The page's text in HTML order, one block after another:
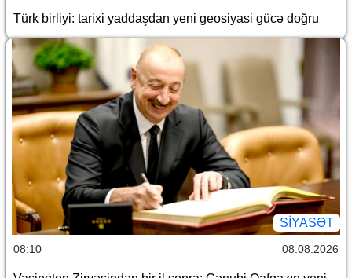
Türk birliyi: tarixi yaddaşdan yeni geosiyasi gücə doğru
SİYASƏT
08:10 08.08.2026